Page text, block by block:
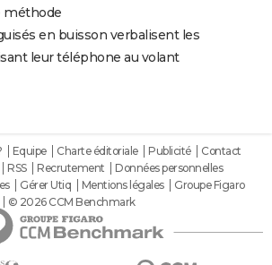
méthode
en buisson verbalisent les
leur téléphone au volant
Equipe Charte éditoriale Publicité
Contact
RSS Recrutement
Données personnelles
Gérer Utiq Mentions légales
Groupe Figaro
© 2026 CCM Benchmark